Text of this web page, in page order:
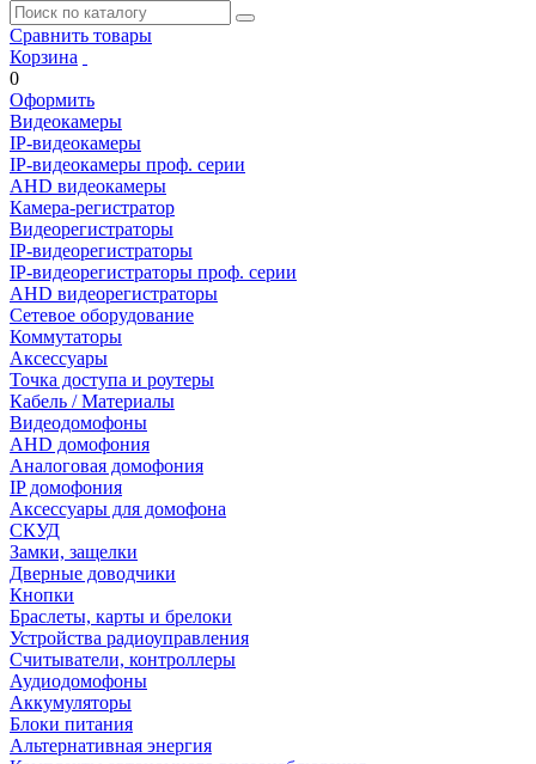
Сравнить товары
Корзина
0
Оформить
Видеокамеры
IP-видеокамеры
IP-видеокамеры проф. серии
AHD видеокамеры
Камера-регистратор
Видеорегистраторы
IP-видеорегистраторы
IP-видеорегистраторы проф. серии
AHD видеорегистраторы
Сетевое оборудование
Коммутаторы
Аксессуары
Точка доступа и роутеры
Кабель / Материалы
Видеодомофоны
AHD домофония
Аналоговая домофония
IP домофония
Аксессуары для домофона
СКУД
Замки, защелки
Дверные доводчики
Кнопки
Браслеты, карты и брелоки
Устройства радиоуправления
Считыватели, контроллеры
Аудиодомофоны
Аккумуляторы
Блоки питания
Альтернативная энергия